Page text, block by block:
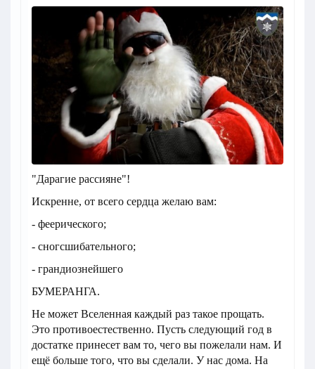
"Дарагие рассияне"!
Искренне, от всего сердца желаю вам:
- феерического;
- сногсшибательного;
- грандиознейшего
БУМЕРАНГА.
Не может Вселенная каждый раз такое прощать.
Это противоестественно. Пусть следующий год в
достатке принесет вам то, чего вы пожелали нам. И
ещё больше того, что вы сделали. У нас дома. На